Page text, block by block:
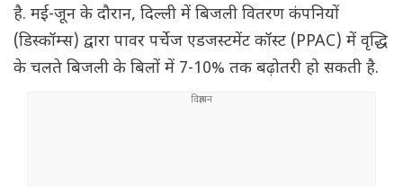
है. मई-जून के दौरान, दिल्ली में बिजली वितरण कंपनियों
(डिस्कॉम्स) द्वारा पावर पर्चेज एडजस्टमेंट कॉस्ट (PPAC) में वृद्धि
के चलते बिजली के बिलों में 7-10% तक बढ़ोतरी हो सकती है.